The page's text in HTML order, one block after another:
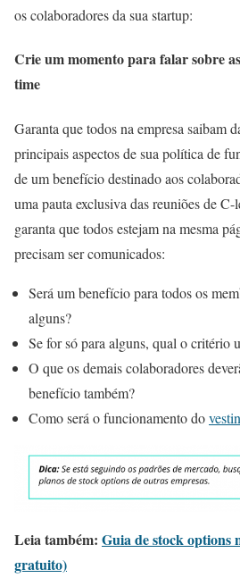
os colaboradores da sua startup:
Crie um momento para falar sobre
time
Garanta que todos na empresa saibam
principais aspectos de sua política de
de um benefício destinado aos
uma pauta exclusiva das reuniões de C-
garanta que todos estejam na mesma
precisam ser comunicados:
Será um benefício para todos os
alguns?
Se for só para alguns, qual o critério
O que os demais colaboradores
benefício também?
Como será o funcionamento do
Leia também: Guia de stock options
gratuito)